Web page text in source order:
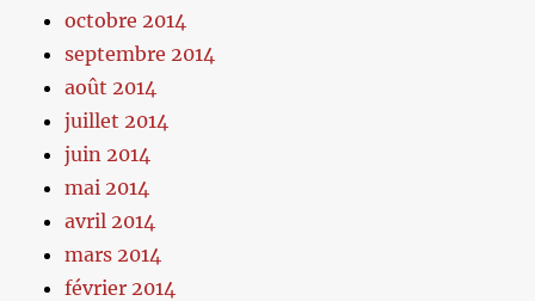
octobre 2014
septembre 2014
août 2014
juillet 2014
juin 2014
mai 2014
avril 2014
mars 2014
février 2014